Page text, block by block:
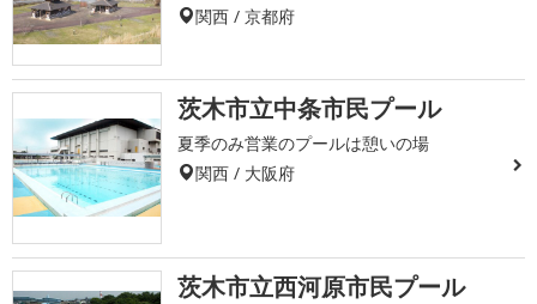
関西 / 京都府
茨木市立中条市民プール
夏季のみ営業のプールは憩いの場
関西 / 大阪府
茨木市立西河原市民プール